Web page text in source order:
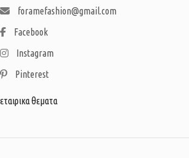
foramefashion@gmail.com
Facebook
Instagram
Pinterest
εταιρικα θεματα